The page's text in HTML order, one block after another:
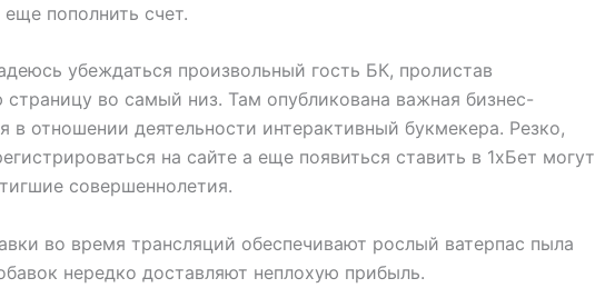
еще пополнить счет.
убеждаться произвольный гость БК, пролистав
во самый низ. Там опубликована важная бизнес-
в отношении деятельности интерактивный букмекера. Резко,
на сайте а еще появиться ставить в 1хБет могут
совершеннолетия.
во время трансляций обеспечивают рослый ватерпас пыла
нередко доставляют неплохую прибыль.